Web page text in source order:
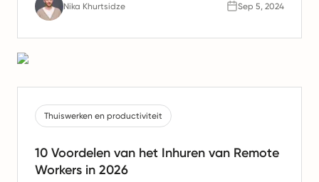
Nika Khurtsidze Sep 5, 2024
Thuiswerken en productiviteit
10 Voordelen van het Inhuren van Remote
Workers in 2026